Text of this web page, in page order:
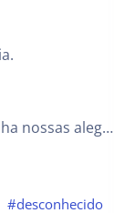
nossas aleg…
#desconhecido